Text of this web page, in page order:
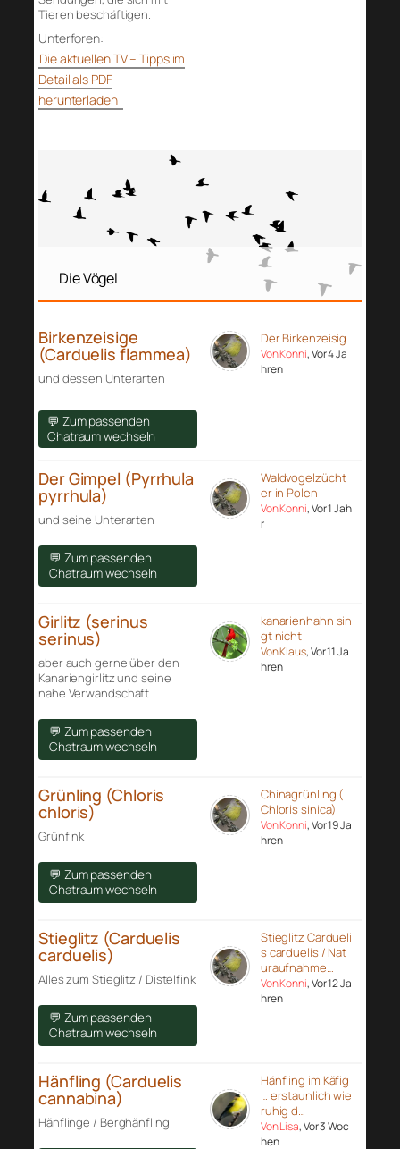
Tieren beschäftigen.
Unterforen:
Die aktuellen TV – Tipps im
Detail als PDF
herunterladen
Die Vögel
Birkenzeisige
(Carduelis flammea)
und dessen Unterarten
💬 Zum passenden
Chatraum wechseln
Der Birkenzeisig
Von Konni, Vor 4 Ja
hren
Der Gimpel (Pyrrhula
pyrrhula)
und seine Unterarten
💬 Zum passenden
Chatraum wechseln
Waldvogelzücht
er in Polen
Von Konni, Vor 1 Jah
r
Girlitz (serinus
serinus)
aber auch gerne über den
Kanariengirlitz und seine
nahe Verwandschaft
💬 Zum passenden
Chatraum wechseln
kanarienhahn sin
gt nicht
Von Klaus, Vor 11 Ja
hren
Grünling (Chloris
chloris)
Grünfink
💬 Zum passenden
Chatraum wechseln
Chinagrünling (
Chloris sinica)
Von Konni, Vor 19 Ja
hren
Stieglitz (Carduelis
carduelis)
Alles zum Stieglitz / Distelfink
💬 Zum passenden
Chatraum wechseln
Stieglitz Cardueli
s carduelis / Nat
uraufnahme…
Von Konni, Vor 12 Ja
hren
Hänfling (Carduelis
cannabina)
Hänflinge / Berghänfling
Hänfling im Käfig
… erstaunlich wie
ruhig d…
Von Lisa, Vor 3 Woc
hen